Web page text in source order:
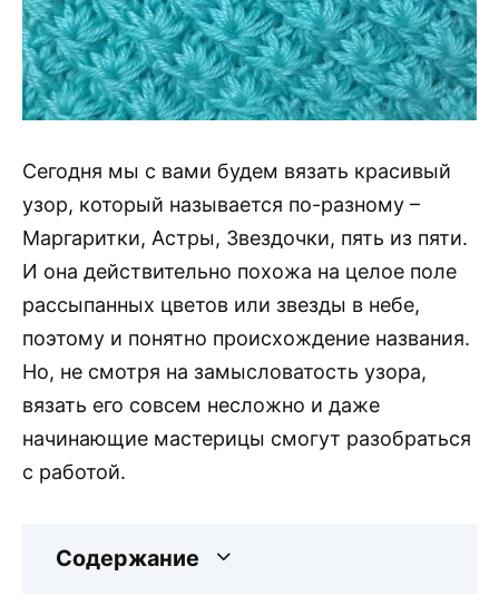
Сегодня мы с вами будем вязать красивый
узор, который называется по-разному –
Маргаритки, Астры, Звездочки, пять из пяти.
И она действительно похожа на целое поле
рассыпанных цветов или звезды в небе,
поэтому и понятно происхождение названия.
Но, не смотря на замысловатость узора,
вязать его совсем несложно и даже
начинающие мастерицы смогут разобраться
с работой.
Содержание